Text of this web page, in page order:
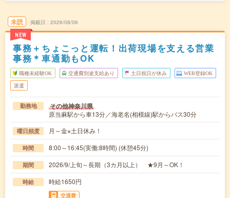
未読
NEW
掲載日 2026/08/06
事務＋ちょこっと運転！出荷現場を支える営業
事務＊車通勤もOK
職種未経験OK 交通費別途支給あり 土日祝日が休み WEB登録OK
派遣
勤務地 その他神奈川県
原当麻駅から車13分／海老名(相模線)駅からバス30分
曜日頻度 月～金※土日休み！
時間 8:00～16:45(実働:8時間) (休憩45分)
期間 2026/9/上旬～長期（3カ月以上） ★9月～OK！
時給 時給1650円
交通費